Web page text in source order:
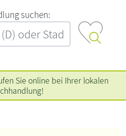
‍s‍u‍c‍h‍e‍n‍:‍
Sie online bei Ihrer lokalen